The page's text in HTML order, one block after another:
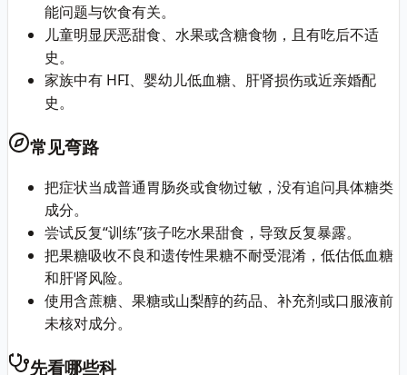
能问题与饮食有关。
儿童明显厌恶甜食、水果或含糖食物，且有吃后不适
史。
家族中有 HFI、婴幼儿低血糖、肝肾损伤或近亲婚配
史。
常见弯路
把症状当成普通胃肠炎或食物过敏，没有追问具体糖类
成分。
尝试反复“训练”孩子吃水果甜食，导致反复暴露。
把果糖吸收不良和遗传性果糖不耐受混淆，低估低血糖
和肝肾风险。
使用含蔗糖、果糖或山梨醇的药品、补充剂或口服液前
未核对成分。
先看哪些科